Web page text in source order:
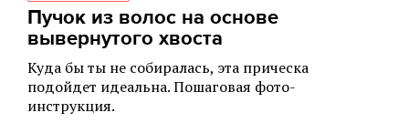
Пучок из волос на основе
вывернутого хвоста
Куда бы ты не собиралась, эта прическа
подойдет идеальна. Пошаговая фото-
инструкция.